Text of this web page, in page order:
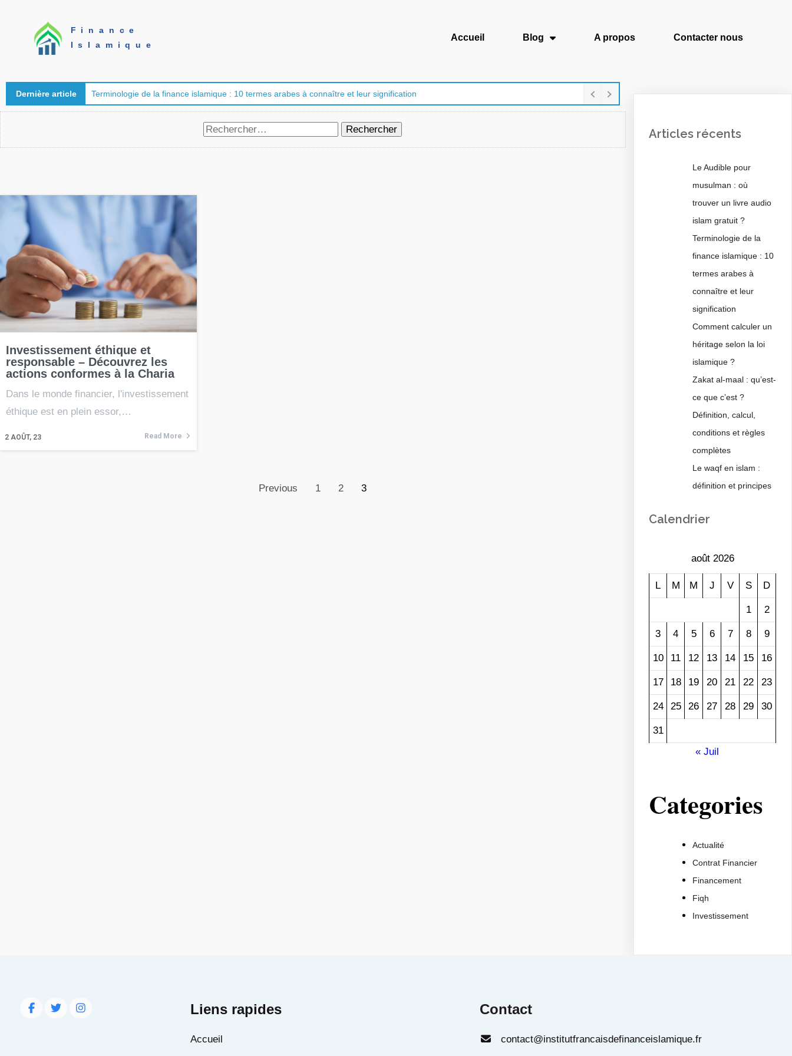
Finance
Islamique
Accueil Blog A propos Contacter nous
Dernière article Terminologie de la finance islamique : 10 termes arabes à connaître et leur signification
Rechercher :
Investissement éthique et
responsable – Découvrez les
actions conformes à la Charia
2 AOÛT, 23
Dans le monde financier, l'investissement
éthique est en plein essor,…
Read More
Previous 1 2 3
Articles récents
Le Audible pour
musulman : où
trouver un livre audio
islam gratuit ?
Terminologie de la
finance islamique : 10
termes arabes à
connaître et leur
signification
Comment calculer un
héritage selon la loi
islamique ?
Zakat al-maal : qu’est-
ce que c’est ?
Définition, calcul,
conditions et règles
complètes
Le waqf en islam :
définition et principes
Calendrier
août 2026
L M M J V S D
1 2
3 4 5 6 7 8 9
10 11 12 13 14 15 16
17 18 19 20 21 22 23
24 25 26 27 28 29 30
31
« Juil
Categories
Actualité
Contrat Financier
Financement
Fiqh
Investissement
Liens rapides
Accueil
Contact
contact@institutfrancaisdefinanceislamique.fr